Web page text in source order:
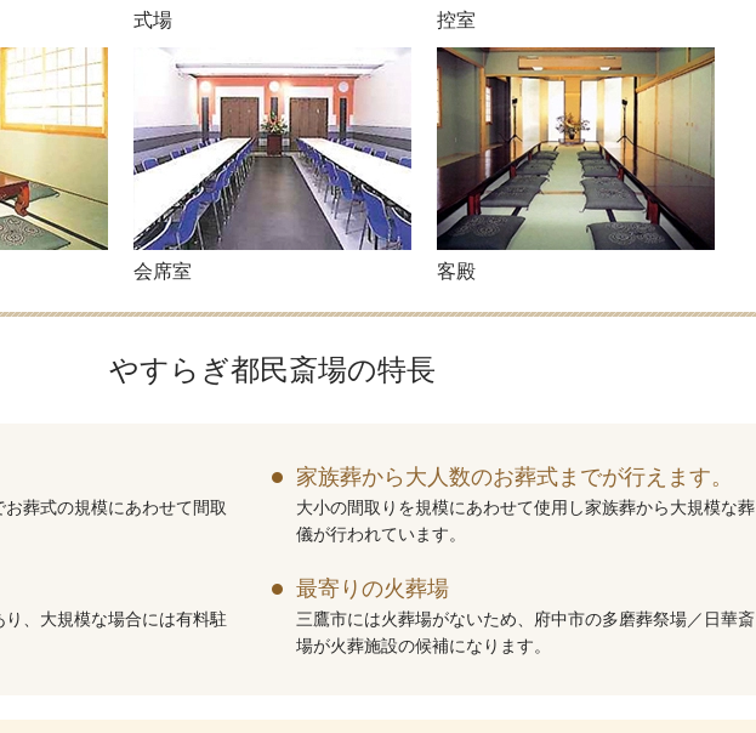
式場 控室
会席室 客殿
やすらぎ都民斎場の特長
葬式の規模にあわせて間取
家族葬から大人数のお葬式までが行えます。
大小の間取りを規模にあわせて使用し家族葬から大規模な葬
儀が行われています。
、大規模な場合には有料駐
最寄りの火葬場
三鷹市には火葬場がないため、府中市の多磨葬祭場／日華斎
場が火葬施設の候補になります。